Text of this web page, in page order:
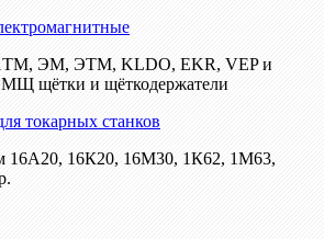
ЭМ, ЭТМ, KLDO, EKR, VEP и
щётки и щёткодержатели
токарных станков
16А20, 16К20, 16М30, 1К62, 1М63,